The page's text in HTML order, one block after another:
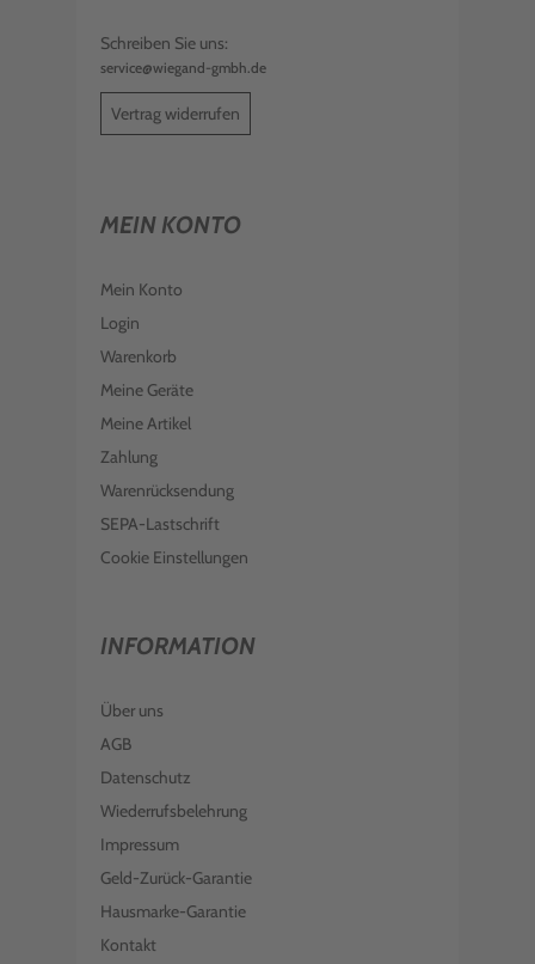
€ 13,99
KOMPATIBLER TONER ERSETZT DELL
593-BBRT 4NRYP MAGENTA
€ 17,99 inkl. MwSt. zzgl. Versand
Schreiben Sie uns:
service@wiegand-gmbh.de
Vertrag widerrufen
MEIN KONTO
Mein Konto
Login
Warenkorb
Meine Geräte
Meine Artikel
Zahlung
Warenrücksendung
SEPA-Lastschrift
Cookie Einstellungen
INFORMATION
Über uns
AGB
Datenschutz
Wiederrufsbelehrung
Impressum
Geld-Zurück-Garantie
Hausmarke-Garantie
Kontakt